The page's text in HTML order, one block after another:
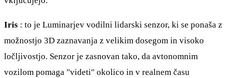
Iris : to je Luminarjev vodilni lidarski senzor, ki se ponaša z
možnostjo 3D zaznavanja z velikim dosegom in visoko
ločljivostjo. Senzor je zasnovan tako, da avtonomnim
vozilom pomaga "videti" okolico in v realnem času